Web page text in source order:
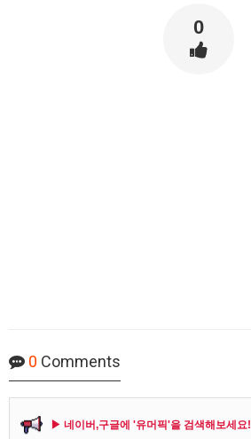
0
0 Comments
▶ 네이버,구글에 '유머픽'을 검색해보세요!